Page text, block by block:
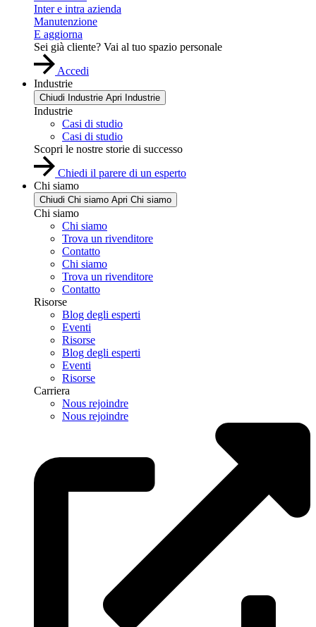
Inter e intra azienda
Manutenzione
E aggiorna
Sei già cliente? Vai al tuo spazio personale
Accedi
Industrie
Chiudi Industrie Apri Industrie
Industrie
Casi di studio
Casi di studio
Scopri le nostre storie di successo
Chiedi il parere di un esperto
Chi siamo
Chiudi Chi siamo Apri Chi siamo
Chi siamo
Chi siamo
Trova un rivenditore
Contatto
Chi siamo
Trova un rivenditore
Contatto
Risorse
Blog degli esperti
Eventi
Risorse
Blog degli esperti
Eventi
Risorse
Carriera
Nous rejoindre
Nous rejoindre